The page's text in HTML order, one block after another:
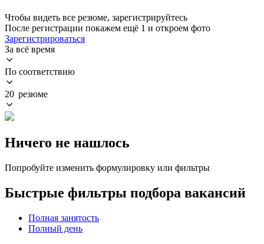
Чтобы видеть все резюме, зарегистрируйтесь
После регистрации покажем ещё 1 и откроем фото
Зарегистрироваться
За всё время
По соответствию
20 резюме
Ничего не нашлось
Попробуйте изменить формулировку или фильтры
Быстрые фильтры подбора вакансий
Полная занятость
Полный день